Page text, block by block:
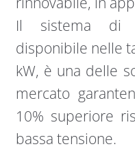
Il sistema di
disponibile nelle
kW, è una delle
mercato
10% superiore
bassa tensione.